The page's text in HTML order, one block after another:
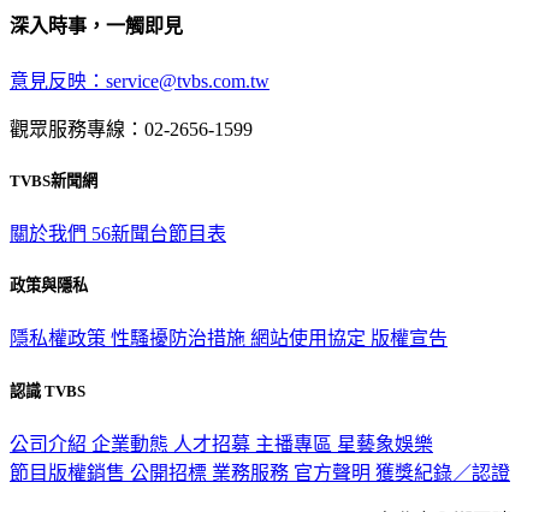
深入時事，一觸即見
意見反映：service@tvbs.com.tw
觀眾服務專線：02-2656-1599
TVBS新聞網
關於我們 56新聞台節目表
政策與隱私
隱私權政策 性騷擾防治措施 網站使用協定 版權宣告
認識 TVBS
公司介紹 企業動態 人才招募 主播專區 星藝象娛樂
節目版權銷售 公開招標 業務服務 官方聲明 獲獎紀錄／認證